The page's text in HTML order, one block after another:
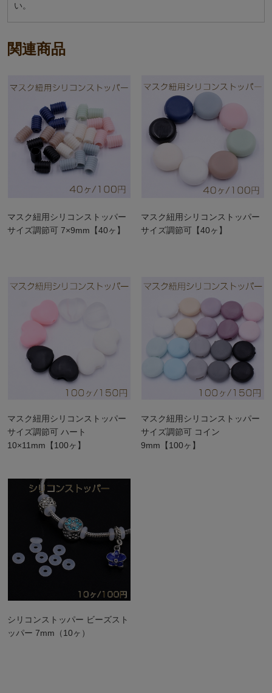
い。
関連商品
マスク紐用シリコンストッパー
サイズ調節可 7×9mm【40ヶ】
マスク紐用シリコンストッパー
サイズ調節可【40ヶ】
マスク紐用シリコンストッパー
サイズ調節可 ハート
10×11mm【100ヶ】
マスク紐用シリコンストッパー
サイズ調節可 コイン
9mm【100ヶ】
シリコンストッパー ビーズスト
ッパー 7mm（10ヶ）